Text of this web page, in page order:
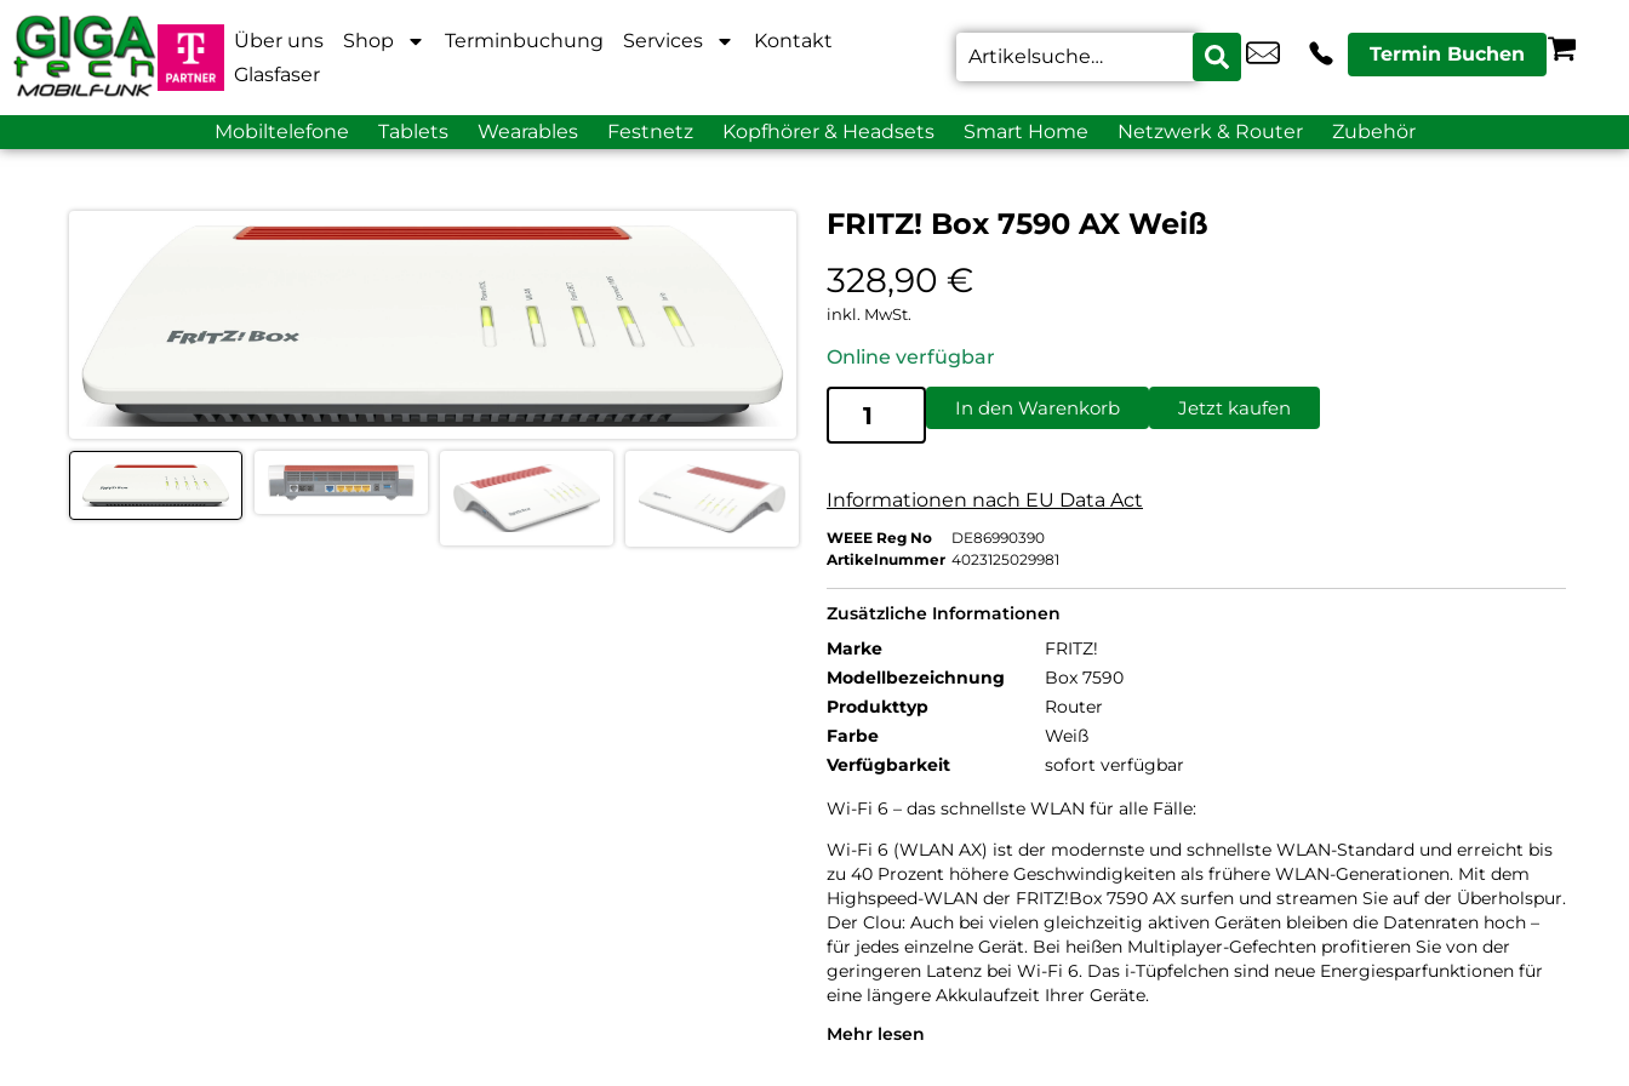
Über uns Shop Terminbuchung Services
Kontakt
Glasfaser
Termin Buchen
Mobiltelefone Tablets Wearables Festnetz Kopfhörer & Headsets Smart Home Netzwerk & Router Zubehör
FRITZ! Box 7590 AX Weiß
328,90 €
inkl. MwSt.
Online verfügbar
In den Warenkorb Jetzt kaufen
Informationen nach EU Data Act
WEEE Reg No
DE86990390
Artikelnummer 4023125029981
Zusätzliche Informationen
Marke
FRITZ!
Modellbezeichnung
Box 7590
Produkttyp
Router
Farbe
Weiß
Verfügbarkeit
sofort verfügbar
Wi-Fi 6 – das schnellste WLAN für alle Fälle:
Wi-Fi 6 (WLAN AX) ist der modernste und schnellste WLAN-Standard und erreicht bis
zu 40 Prozent höhere Geschwindigkeiten als frühere WLAN-Generationen. Mit dem
Highspeed-WLAN der FRITZ!Box 7590 AX surfen und streamen Sie auf der Überholspur.
Der Clou: Auch bei vielen gleichzeitig aktiven Geräten bleiben die Datenraten hoch –
für jedes einzelne Gerät. Bei heißen Multiplayer-Gefechten profitieren Sie von der
geringeren Latenz bei Wi-Fi 6. Das i-Tüpfelchen sind neue Energiesparfunktionen für
eine längere Akkulaufzeit Ihrer Geräte.
Natürlich unterstützt die FRITZ!Box 7590 AX bewährte Standards wie WLAN AC und N
Mehr lesen